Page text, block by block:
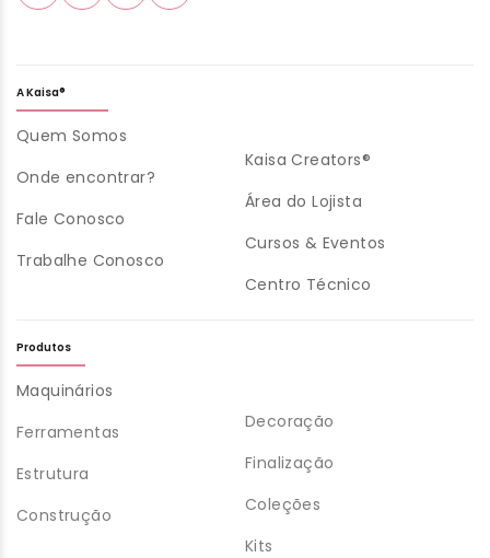
A Kaisa®
Quem Somos
Onde encontrar?
Fale Conosco
Trabalhe Conosco
Kaisa Creators®
Área do Lojista
Cursos & Eventos
Centro Técnico
Produtos
Maquinários
Ferramentas
Estrutura
Construção
Decoração
Finalização
Coleções
Kits